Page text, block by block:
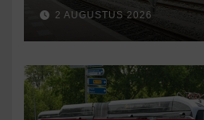
2 AUGUSTUS 2026